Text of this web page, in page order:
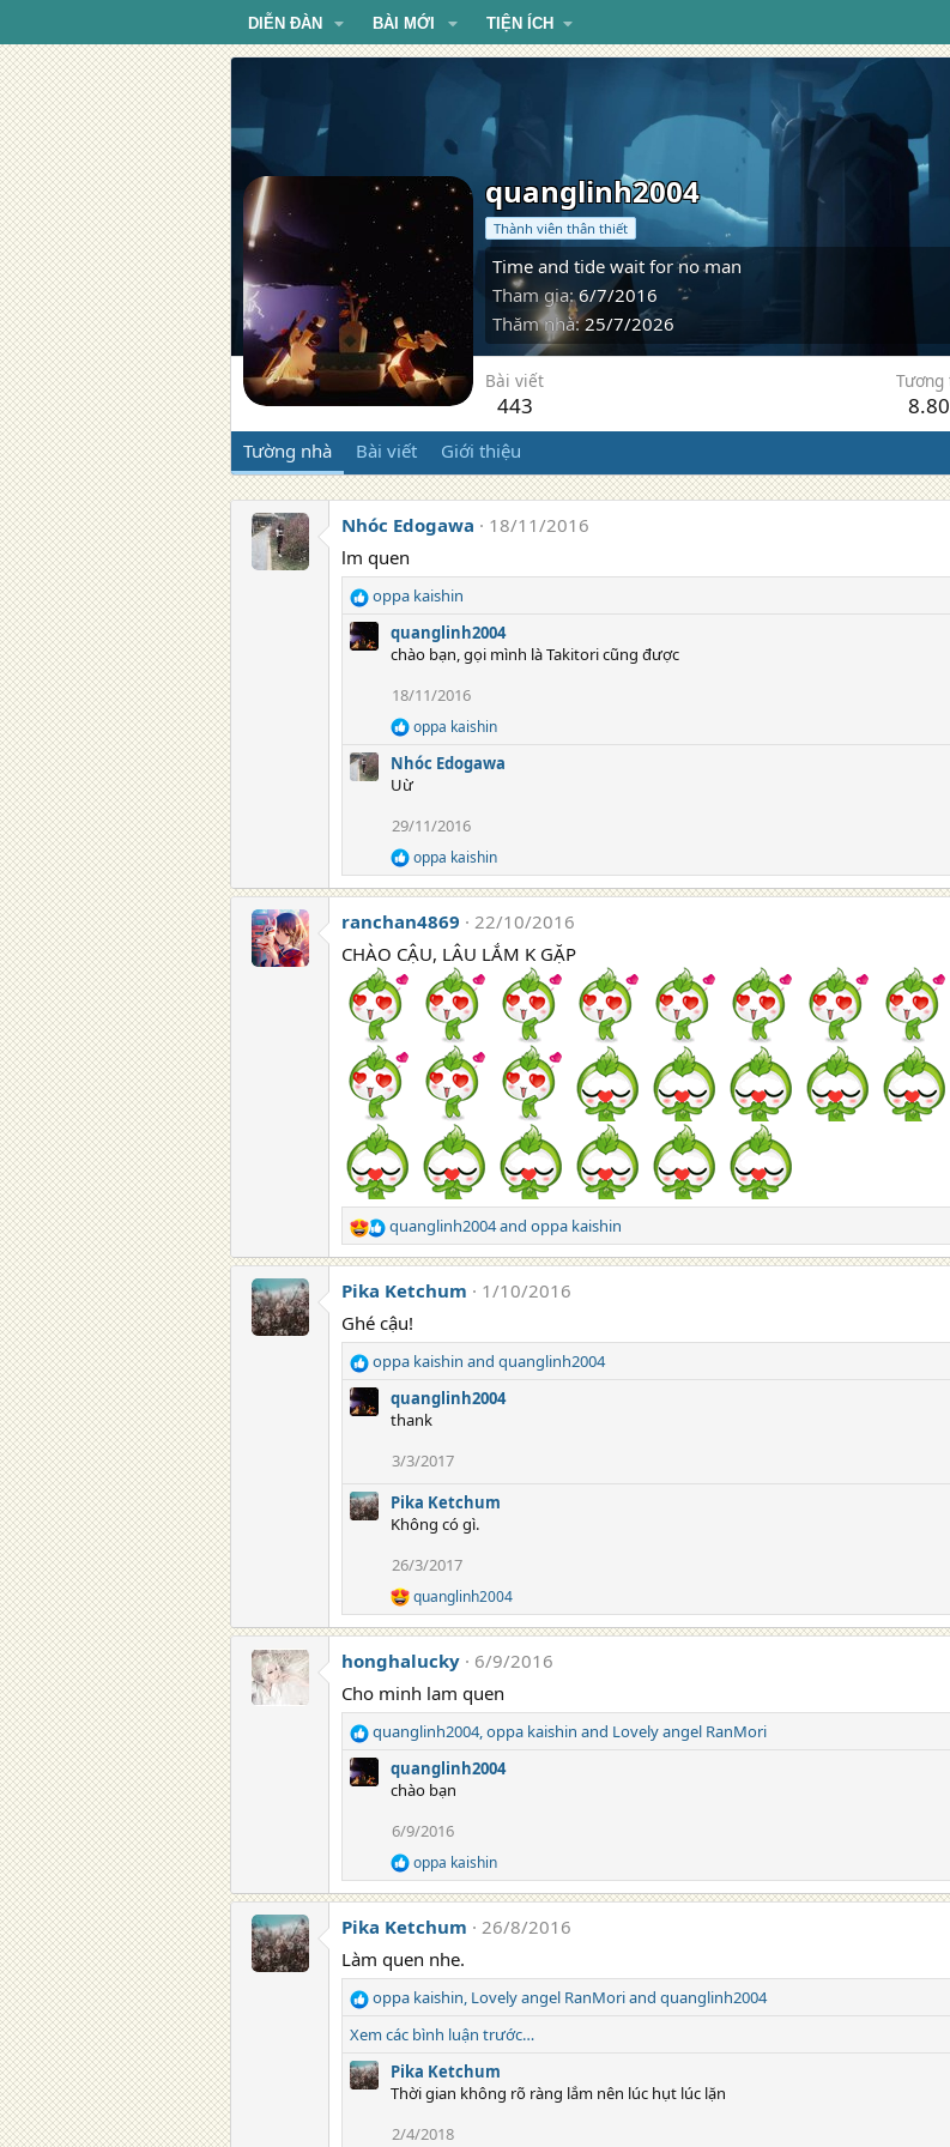
DIỄN ĐÀN BÀI MỚI TIỆN ÍCH
quanglinh2004
Thành viên thân thiết
Time and tide wait for no man
Tham gia 6/7/2016
Thăm nhà 25/7/2026
Bài viết
443
Tương
Tường nhà Bài viết Giới thiệu
Nhóc Edogawa
18/11/2016
lm quen
R
e
a
n
s
oppa kaishin
quanglinh2004
chào bạn, gọi mình là Takitori cũng được
18/11/2016
R
e
a
c
i
o
n
s
oppa kaishin
Nhóc Edogawa
Uừ
29/11/2016
R
e
a
c
i
o
n
s
oppa kaishin
ranchan4869
22/10/2016
CHÀO CẬU, LÂU LẮM K GẶP
R
e
c
t
i
o
n
s
quanglinh2004and oppa kaishin
Pika Ketchum
1/10/2016
Ghé cậu!
R
e
a
o
n
oppa kaishin and quanglinh2004
quanglinh2004
thank
3/3/2017
Pika Ketchum
Không có gì.
26/3/2017
R
e
a
c
i
n
:
quanglinh2004
honghalucky
6/9/2016
Cho minh lam quen
R
e
a
n
:
quanglinh2004,oppa kaishin and Lovely angel RanMori
quanglinh2004
chào bạn
6/9/2016
R
e
a
c
i
n
:
oppa kaishin
Pika Ketchum
26/8/2016
Làm quen nhe.
R
e
c
t
oppa kaishin, Lovely angel RanMoriand quanglinh2004
Xem các bình luận trước…
Pika Ketchum
Thời gian không rõ ràng lắm nên lúc hụt lúc lặn
2/4/2018